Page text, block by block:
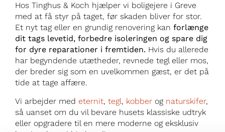
Hos Tinghus & Koch hjælper vi boligejere i Greve
med at få styr på taget, før skaden bliver for stor.
Et nyt tag eller en grundig renovering kan forlænge
dit tags levetid, forbedre isoleringen og spare dig
for dyre reparationer i fremtiden. Hvis du allerede
har begyndende utætheder, revnede tegl eller mos,
der breder sig som en uvelkommen gæst, er det på
tide at tage affære.
Vi arbejder med eternit, tegl, kobber og naturskifer,
så uanset om du vil bevare husets klassiske udtryk
eller opgradere til en mere moderne og eksklusiv